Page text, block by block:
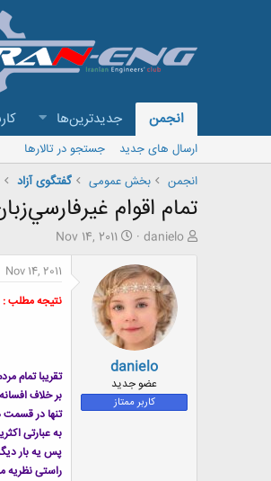
انجمن جدیدترین‌ها
ارسال های جدید
جستجو در تالارها
انجمن
بخش عمومی گفتگوی آزاد
تمام اقوام غيرفارسي‌زبان
ش
و
ض
danielo
ت
ر
ی
خ
ش
ر
و
ع
Nov 14, 2011
danielo
عضو جدید
کاربر ممتاز
Nov 14, 2011
نتیجه مطلب :
تقریبا تمام مردم
بر خلاف
تنها در قسمت
به عبارتی اکثریت مطلق مردم ایران
پس یه بار
راستی نظریه